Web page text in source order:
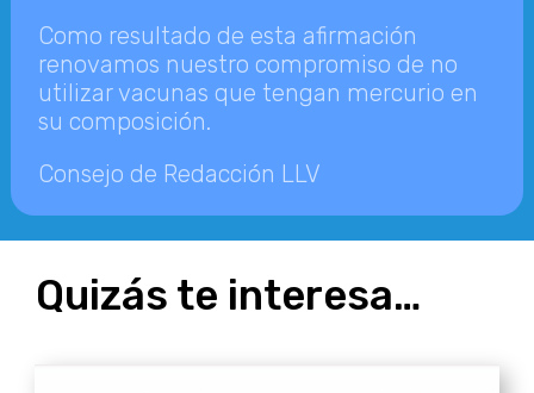
Como resultado de esta afirmación
renovamos nuestro compromiso de no
utilizar vacunas que tengan mercurio en
su composición.
Consejo de Redacción LLV
Quizás te interesa…